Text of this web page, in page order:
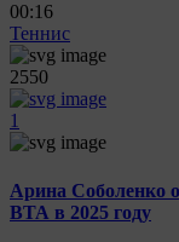
00:16
Теннис
2550
1
Арина Соболенко
ВТА в 2025 году